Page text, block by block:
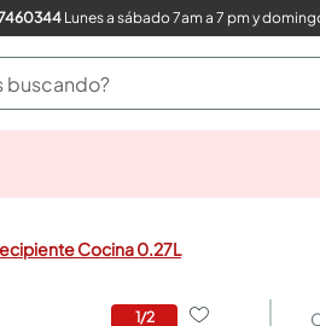
📞(601) 7460344Lunes a sábado 7am a 7 pm y
Cocina 0.27L
1/2